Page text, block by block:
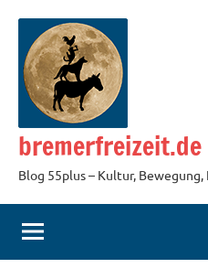
Inhalt
springen
bremerfreizeit.de
Blog 55plus – Kultur, Bewegung,